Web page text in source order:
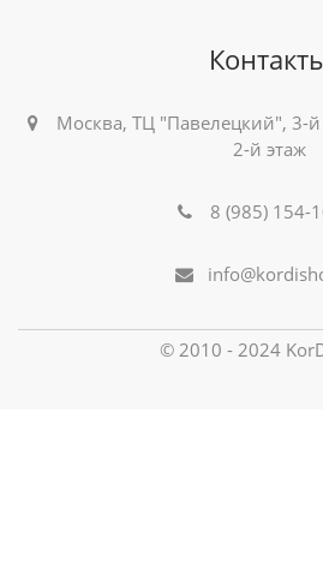
Москва, ТЦ "Павелецкий", 3-
2-й этаж
8 (985) 154-
© 2010 - 2024